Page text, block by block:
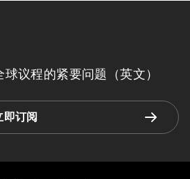
议程的紧要问题（英文）
即订阅